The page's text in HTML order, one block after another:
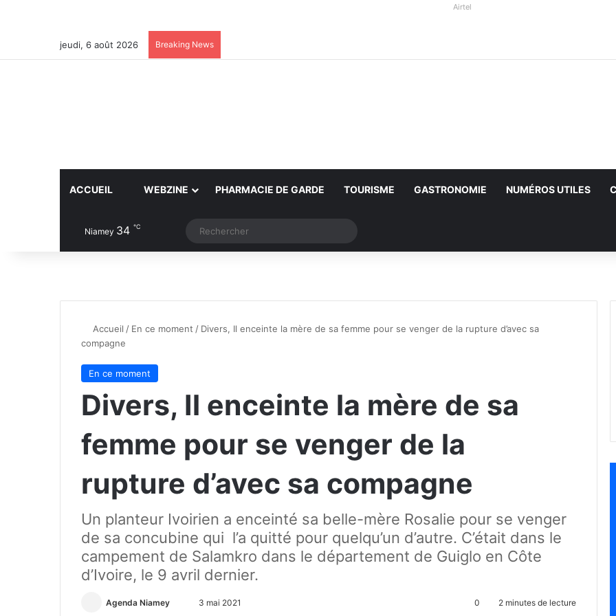
Airtel
jeudi, 6 août 2026 Breaking News
ACCUEIL WEBZINE PHARMACIE DE GARDE TOURISME GASTRONOMIE NUMÉROS UTILES
Niamey 34 ℃ Article Aléatoire
Switch skin
Accueil / En ce moment / Divers, Il enceinte la mère de sa femme pour se venger de la rupture d’avec sa
compagne
En ce moment
Divers, Il enceinte la mère de sa
femme pour se venger de la
rupture d’avec sa compagne
Un planteur Ivoirien a enceinté sa belle-mère Rosalie pour se venger
de sa concubine qui l’a quitté pour quelqu’un d’autre. C’était dans le
campement de Salamkro dans le département de Guiglo en Côte
d’Ivoire, le 9 avril dernier.
Agenda Niamey 3 mai 2021 0 2 minutes de lecture